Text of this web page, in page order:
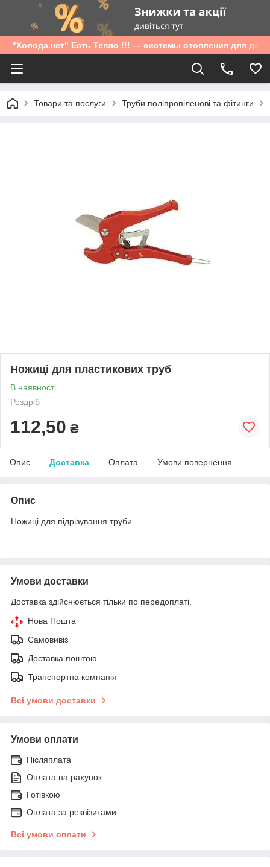
"Холода.нет" Есть Тепло !!! — системы отопления для дома
Товари та послуги Труби поліпропіленові та фітинги
Ножиці для пластикових труб
В наявності
Роздріб
112,50 ₴
Опис Доставка Оплата Умови повернення
Опис
Ножиці для підрізування труби
Умови доставки
Доставка здійснюється тільки по передоплаті.
Нова Пошта
Самовивіз
Доставка поштою
Транспортна компанія
Всі умови доставки
Умови оплати
Післяплата
Оплата на рахунок
Готівкою
Оплата за реквізитами
Всі умови оплати